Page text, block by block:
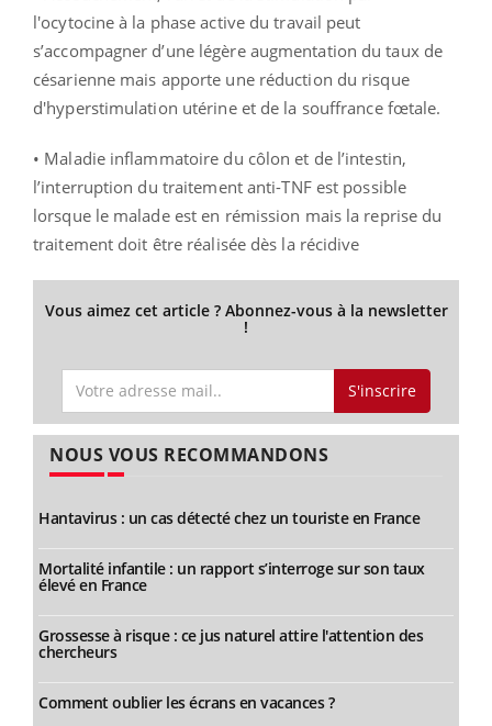
l'ocytocine à la phase active du travail peut
s’accompagner d’une légère augmentation du taux de
césarienne mais apporte une réduction du risque
d'hyperstimulation utérine et de la souffrance fœtale.
• Maladie inflammatoire du côlon et de l’intestin,
l’interruption du traitement anti-TNF est possible
lorsque le malade est en rémission mais la reprise du
traitement doit être réalisée dès la récidive
Vous aimez cet article ? Abonnez-vous à la newsletter
!
S'inscrire
NOUS VOUS RECOMMANDONS
Hantavirus : un cas détecté chez un touriste en France
Mortalité infantile : un rapport s’interroge sur son taux
élevé en France
Grossesse à risque : ce jus naturel attire l'attention des
chercheurs
Comment oublier les écrans en vacances ?